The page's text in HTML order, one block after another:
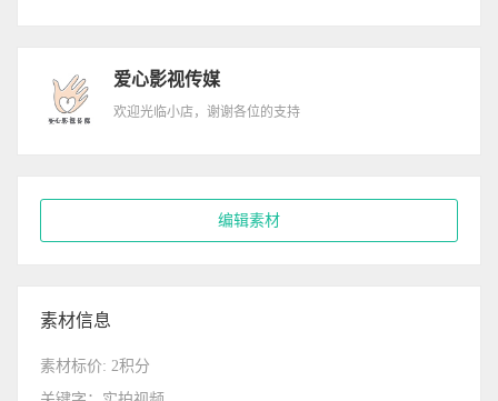
爱心影视传媒
欢迎光临小店，谢谢各位的支持
编辑素材
素材信息
素材标价: 2积分